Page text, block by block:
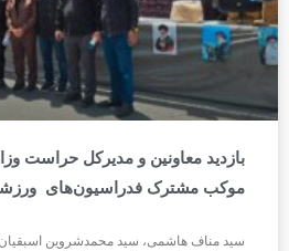
بازدید معاونین و مدیرکل حراست
موکب مشترک فدراسیون‌های
سید مناف هاشمی، سید محمد‌شروین اسبقیان